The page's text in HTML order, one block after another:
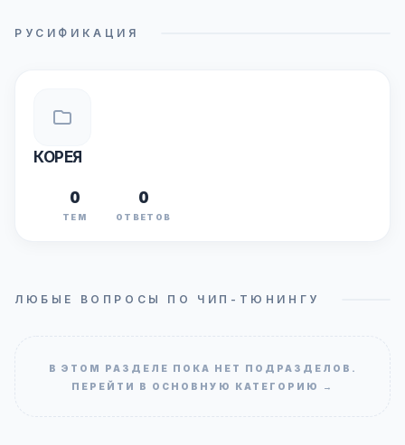
РУСИФИКАЦИЯ
КОРЕЯ
0
ТЕМ
0
ОТВЕТОВ
ЛЮБЫЕ ВОПРОСЫ ПО ЧИП-ТЮНИНГУ
В ЭТОМ РАЗДЕЛЕ ПОКА НЕТ ПОДРАЗДЕЛОВ.
ПЕРЕЙТИ В ОСНОВНУЮ КАТЕГОРИЮ →